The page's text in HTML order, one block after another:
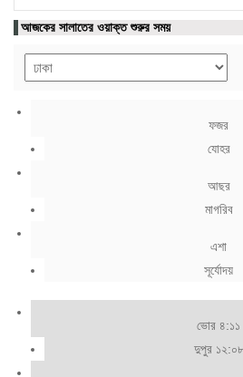
আজকের সালাতের ওয়াক্ত শুরুর সময়
ফজর
যোহর
আছর
মাগরিব
এশা
সূর্যোদয়
ভোর ৪:১১
দুপুর ১২:০৮